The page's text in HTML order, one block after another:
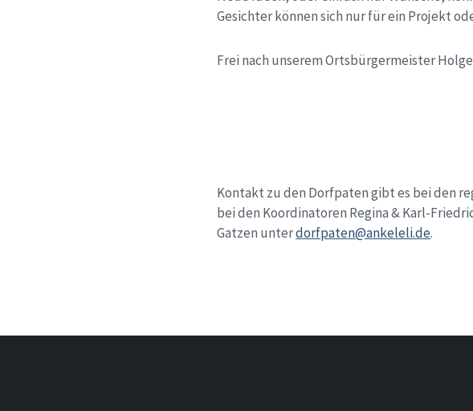
Gesichter können sich nur für ein Projekt
Frei nach unserem Ortsbürgermeister
Kontakt zu den Dorfpaten gibt es bei den
bei den Koordinatoren Regina & Karl-
Gatzen unterdorfpaten@ankeleli.de.